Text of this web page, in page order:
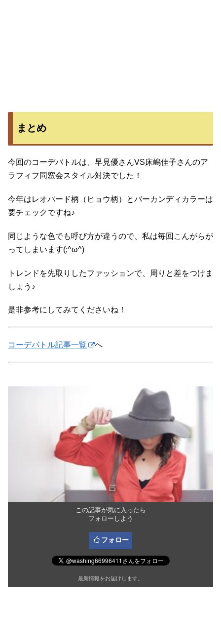
まとめ
今回のコーデバトルは、早見優さんVS床嶋佳子さんのア
ラフィフ同窓会スタイル対決でした！
今年はレオパード柄（ヒョウ柄）とバーカンディカラーは
要チェックですね♪
同じような色でも呼び方が違うので、私は毎回こんがらが
ってしまいます(;^ω^)
トレンドを先取りしたファッションで、周りと差をつけま
しょう♪
是非参考にしてみてくださいね！
コーデバトル記事一覧 へ
この記事が気に入ったら
フォローしよう
フォロー
最新情報をお届けします。